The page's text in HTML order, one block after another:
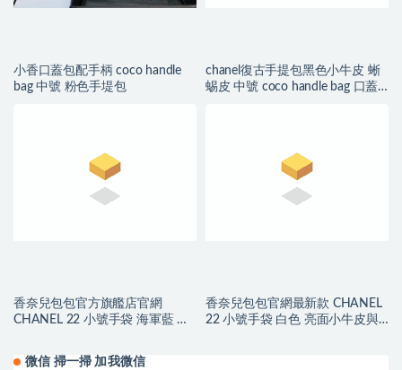
小香口蓋包配手柄 coco handle
bag 中號 粉色手堤包
chanel復古手提包黑色小牛皮 蜥
蜴皮 中號 coco handle bag 口蓋
香奈兒包包官方旗艦店官網
CHANEL 22 小號手袋 海軍藍 小
香奈兒包包官網最新款 CHANEL
22 小號手袋 白色 亮面小牛皮與
微信 掃一掃 加我微信